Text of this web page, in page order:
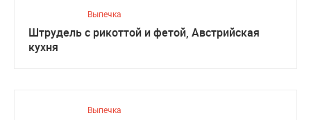
Выпечка
Штрудель с рикоттой и фетой, Австрийская
кухня
Выпечка